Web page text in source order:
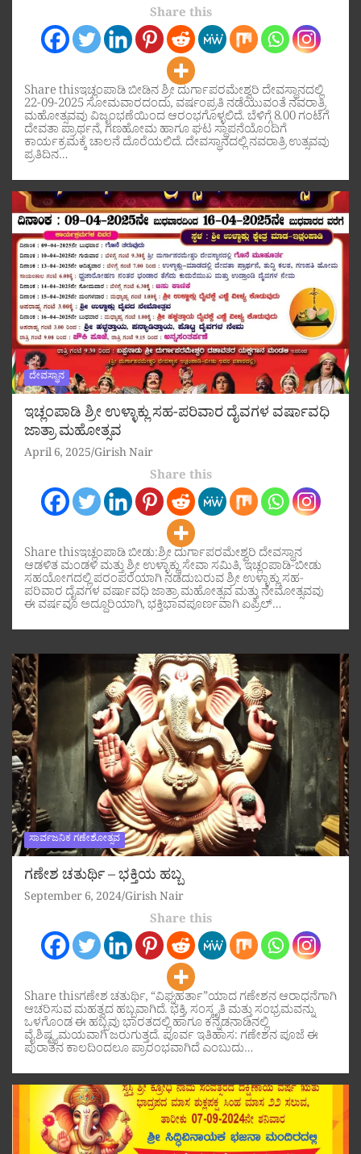
Share this
Share thisಇಚ್ಲಂಪಾಡಿ ಬೀಡಿನ ಶ್ರೀ ದುರ್ಗಾಪರಮೇಶ್ವರಿ ದೇವಸ್ಥಾನದಲ್ಲಿ
22-09-2025 ಸೋಮವಾರದಂದು, ವರ್ಷಂಪ್ರತಿ ನಡೆಯುವಂತೆ ನವರಾತ್ರಿ
ಮಹೋತ್ಸವವು ವಿಜೃಂಭಣೆಯಿಂದ ಆರಂಭಗೊಳ್ಳಲಿದೆ. ಬೆಳಿಗ್ಗೆ 8.00 ಗಂಟೆಗೆ
ದೇವತಾ ಪ್ರಾರ್ಥನೆ, ಗಣಹೋಮ ಹಾಗೂ ಘಟ ಸ್ಥಾಪನೆಯೊಂದಿಗೆ
ಕಾರ್ಯಕ್ರಮಕ್ಕೆ ಚಾಲನೆ ದೊರೆಯಲಿದೆ. ದೇವಸ್ಥಾನದಲ್ಲಿ ನವರಾತ್ರಿ ಉತ್ಸವವು
ಪ್ರತಿದಿನ…
ದೇವಸ್ಥಾನ
ಇಚ್ಲಂಪಾಡಿ ಶ್ರೀ ಉಳ್ಳಾಕ್ಲು ಸಹ-ಪರಿವಾರ ದೈವಗಳ ವರ್ಷಾವಧಿ
ಜಾತ್ರಾ ಮಹೋತ್ಸವ
April 6, 2025 Girish Nair
Share this
Share thisಇಚ್ಲಂಪಾಡಿ ಬೀಡು:ಶ್ರೀ ದುರ್ಗಾಪರಮೇಶ್ವರಿ ದೇವಸ್ಥಾನ
ಆಡಳಿತ ಮಂಡಳಿ ಮತ್ತು ಶ್ರೀ ಉಳ್ಳಾಕ್ಲು ಸೇವಾ ಸಮಿತಿ, ಇಚ್ಲಂಪಾಡಿ-ಬೀಡು
ಸಹಯೋಗದಲ್ಲಿ ಪರಂಪರೆಯಾಗಿ ನಡೆದುಬರುವ ಶ್ರೀ ಉಳ್ಳಾಕ್ಲು ಸಹ-
ಪರಿವಾರ ದೈವಗಳ ವರ್ಷಾವಧಿ ಜಾತ್ರಾ ಮಹೋತ್ಸವ ಮತ್ತು ನೇಮೋತ್ಸವವು
ಈ ವರ್ಷವೂ ಅದ್ದೂರಿಯಾಗಿ, ಭಕ್ತಿಭಾವಪೂರ್ಣವಾಗಿ ಏಪ್ರಿಲ್…
ಸಾರ್ವಜನಿಕ ಗಣೇಶೋತ್ಸವ
ಗಣೇಶ ಚತುರ್ಥಿ – ಭಕ್ತಿಯ ಹಬ್ಬ
September 6, 2024 Girish Nair
Share this
Share thisಗಣೇಶ ಚತುರ್ಥಿ, “ವಿಘ್ನಹರ್ತಾ”ಯಾದ ಗಣೇಶನ ಆರಾಧನೆಗಾಗಿ
ಆಚರಿಸುವ ಮಹತ್ವದ ಹಬ್ಬವಾಗಿದೆ. ಭಕ್ತಿ, ಸಂಸ್ಕೃತಿ ಮತ್ತು ಸಂಭ್ರಮವನ್ನು
ಒಳಗೊಂಡ ಈ ಹಬ್ಬವು ಭಾರತದಲ್ಲಿ ಹಾಗೂ ಕನ್ನಡನಾಡಿನಲ್ಲಿ
ವೈಶಿಷ್ಟ್ಯಮಯವಾಗಿ ಜರುಗುತ್ತದೆ. ಪೂರ್ವ ಇತಿಹಾಸ: ಗಣೇಶನ ಪೂಜೆ ಈ
ಪುರಾತನ ಕಾಲದಿಂದಲೂ ಪ್ರಾರಂಭವಾಗಿದೆ ಎಂಬುದು…